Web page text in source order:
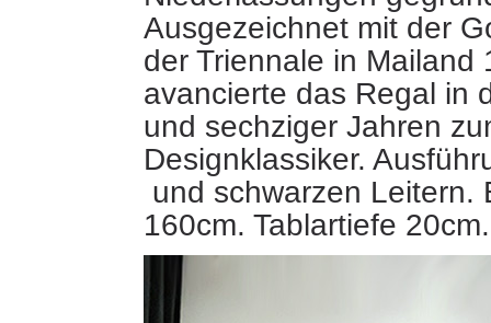
Ausgezeichnet mit der
der Triennale in Mailand
avancierte das Regal in
und sechziger Jahren
Designklassiker.
und schwarzen Leitern.
160cm. Tablartiefe